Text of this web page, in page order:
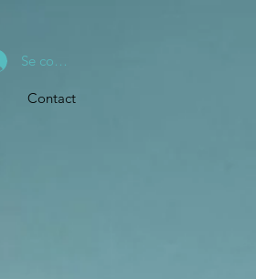
Contact
Se connecter